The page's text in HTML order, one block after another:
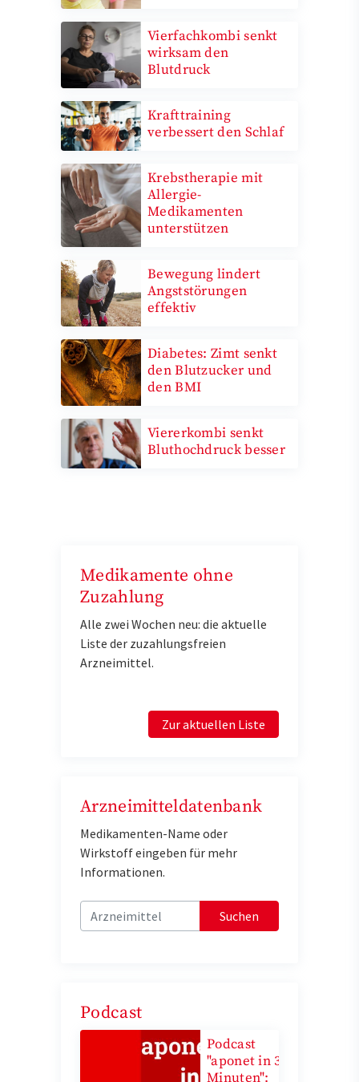
Vierfachkombi senkt
wirksam den
Blutdruck
Krafttraining
verbessert den Schlaf
Krebstherapie mit
Allergie-
Medikamenten
unterstützen
Bewegung lindert
Angststörungen
effektiv
Diabetes: Zimt senkt
den Blutzucker und
den BMI
Viererkombi senkt
Bluthochdruck besser
Medikamente ohne
Zuzahlung
Alle zwei Wochen neu: die aktuelle
Liste der zuzahlungsfreien
Arzneimittel.
Zur aktuellen Liste
Arzneimitteldatenbank
Medikamenten-Name oder
Wirkstoff eingeben für mehr
Informationen.
Suchen
Podcast
Podcast
"aponet in 3
Minuten":